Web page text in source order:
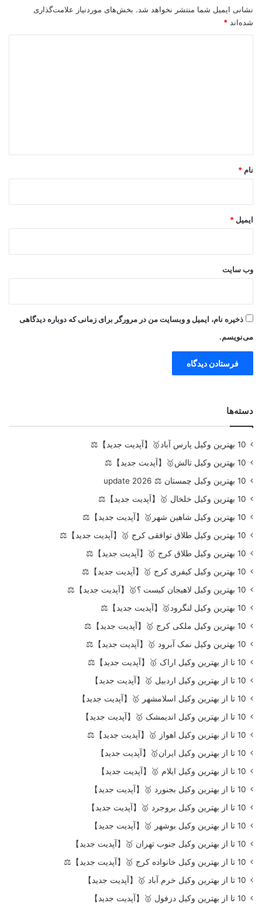
نشانی ایمیل شما منتشر نخواهد شد. بخش‌های موردنیاز علامت‌گذاری
شده‌اند *
نام *
ایمیل *
وب‌ سایت
ذخیره نام، ایمیل و وبسایت من در مرورگر برای زمانی که دوباره دیدگاهی
می‌نویسم.
دسته‌ها
10 بهترین وکیل پارس آباد🥇【آپدیت جدید】⚖️
10 بهترین وکیل تالش🥇【آپدیت جدید】⚖️
10 بهترین وکیل چمستان ⚖️ update 2026
10 بهترین وکیل خلخال 🥇【آپدیت جدید】⚖️
10 بهترین وکیل شاهین شهر🥇【آپدیت جدید】⚖️
10 بهترین وکیل طلاق توافقی کرج 🥇【آپدیت جدید】⚖️
10 بهترین وکیل طلاق کرج 🥇【آپدیت جدید】⚖️
10 بهترین وکیل کیفری کرج 🥇【آپدیت جدید】⚖️
10 بهترین وکیل لاهیجان کیست ؟🥇【آپدیت جدید】⚖️
10 بهترین وکیل لنگرود🥇【آپدیت جدید】⚖️
10 بهترین وکیل ملکی کرج 🥇【آپدیت جدید】⚖️
10 بهترین وکیل نمک آبرود 🥇【آپدیت جدید】⚖️
10 تا از بهترین وکیل اراک 🥇【آپدیت جدید】⚖️
10 تا از بهترین وکیل اردبیل 🥇【آپدیت جدید】
10 تا از بهترین وکیل اسلامشهر 🥇【آپدیت جدید】
10 تا از بهترین وکیل اندیمشک 🥇【آپدیت جدید】
10 تا از بهترین وکیل اهواز 🥇【آپدیت جدید】⚖️
10 تا از بهترین وکیل ایران🥇【آپدیت جدید】
10 تا از بهترین وکیل ایلام 🥇【آپدیت جدید】
10 تا از بهترین وکیل بجنورد 🥇【آپدیت جدید】
10 تا از بهترین وکیل بروجرد 🥇【آپدیت جدید】
10 تا از بهترین وکیل بوشهر 🥇【آپدیت جدید】
10 تا از بهترین وکیل جنوب تهران 🥇【آپدیت جدید】
10 تا از بهترین وکیل خانواده کرج 🥇【آپدیت جدید】⚖️
10 تا از بهترین وکیل خرم آباد 🥇【آپدیت جدید】
10 تا از بهترین وکیل دزفول 🥇【آپدیت جدید】